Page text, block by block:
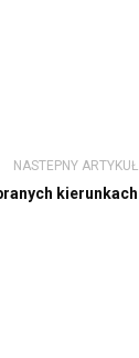
NASTEPNY ARTYKUŁ
kierunkach